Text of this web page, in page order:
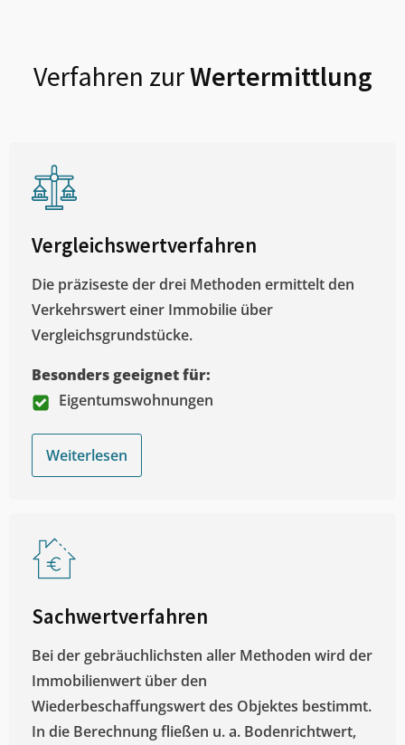
Verfahren zurWertermittlung
Vergleichswertverfahren
Die präziseste der drei Methoden ermittelt den
Verkehrswert einer Immobilie über
Vergleichsgrundstücke.
Besonders geeignet für:
Eigentumswohnungen
Weiterlesen
Sachwertverfahren
Bei der gebräuchlichsten aller Methoden wird der
Immobilienwert über den
Wiederbeschaffungswert des Objektes bestimmt.
In die Berechnung fließen u. a. Bodenrichtwert,